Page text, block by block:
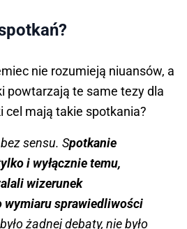
nie rozumieją niuansów, a
powtarzają te same tezy dla
cel mają takie spotkania?
sensu. Spotkanie
i wyłącznie temu,
wizerunek
wymiaru sprawiedliwości
żadnej debaty, nie było